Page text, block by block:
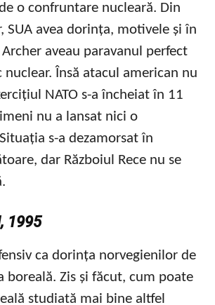
o confruntare nucleară. Din
SUA avea dorința, motivele și în
aveau paravanul perfect
Însă atacul american nu
NATO s-a încheiat în 11
nu a lansat nici o
s-a dezamorsat în
dar Războiul Rece nu se
1995
ca dorința norvegienilor de
boreală. Zis și făcut, cum poate
studiată mai bine altfel